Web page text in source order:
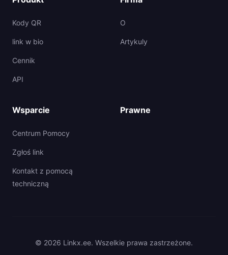
Kody QR
link w bio
Cennik
API
O
Artykuly
Wsparcie
Centrum Pomocy
Zgłoś link
Kontakt z pomocą
techniczną
Prawne
© 2026 Linkx.ee. Wszelkie prawa zastrzeżone.